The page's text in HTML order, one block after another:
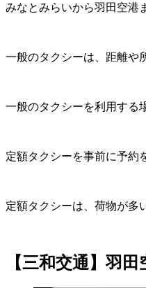
みなとみらいから羽田空港
一般のタクシーは、距離や
一般のタクシーを利用する
定額タクシーを事前に予約
定額タクシーは、荷物が多
【三和交通】羽